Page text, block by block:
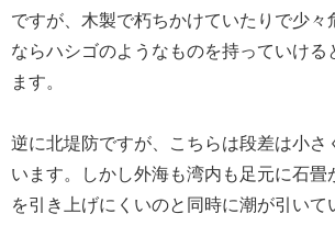
ですが、木製で朽ちかけていたりで少々
ならハシゴのようなものを持っていける
ます。
逆に北堤防ですが、こちらは段差は小さ
います。しかし外海も湾内も足元に石畳
を引き上げにくいのと同時に潮が引いて